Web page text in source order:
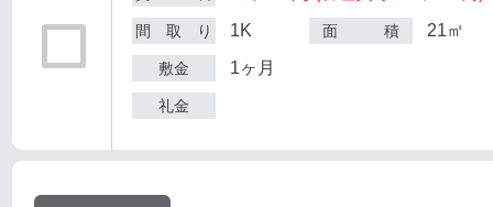
間 取 り 1K 面 積 21㎡
敷金 1ヶ月
礼金